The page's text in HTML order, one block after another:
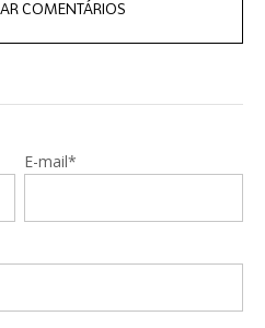
COMENTÁRIOS
E-mail*